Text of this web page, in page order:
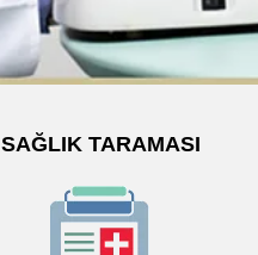
SAĞLIK TARAMASI